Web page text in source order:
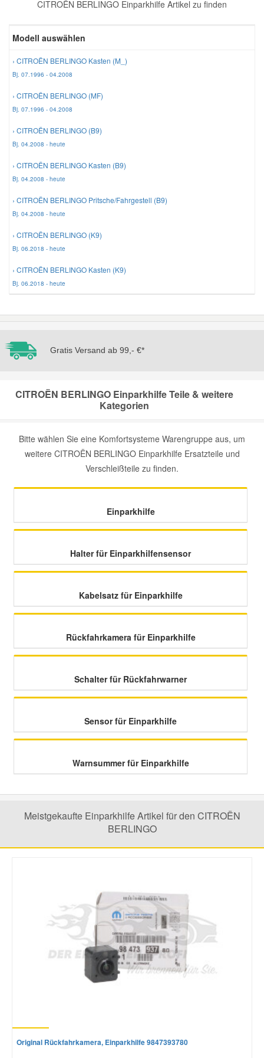
CITROËN BERLINGO Einparkhilfe Artikel zu finden
Modell auswählen
› CITROËN BERLINGO Kasten (M_)
Bj. 07.1996 - 04.2008
› CITROËN BERLINGO (MF)
Bj. 07.1996 - 04.2008
› CITROËN BERLINGO (B9)
Bj. 04.2008 - heute
› CITROËN BERLINGO Kasten (B9)
Bj. 04.2008 - heute
› CITROËN BERLINGO Pritsche/Fahrgestell (B9)
Bj. 04.2008 - heute
› CITROËN BERLINGO (K9)
Bj. 06.2018 - heute
› CITROËN BERLINGO Kasten (K9)
Bj. 06.2018 - heute
Gratis Versand ab 99,- €*
CITROËN BERLINGO Einparkhilfe Teile & weitere
Kategorien
Bitte wählen Sie eine Komfortsysteme Warengruppe aus, um
weitere CITROËN BERLINGO Einparkhilfe Ersatzteile und
Verschleißteile zu finden.
Einparkhilfe
Halter für Einparkhilfensensor
Kabelsatz für Einparkhilfe
Rückfahrkamera für Einparkhilfe
Schalter für Rückfahrwarner
Sensor für Einparkhilfe
Warnsummer für Einparkhilfe
Meistgekaufte Einparkhilfe Artikel für den CITROËN
BERLINGO
Original Rückfahrkamera, Einparkhilfe 9847393780
Zündanlage und Glühanlage
Daihatsu Ersatzteile
Mercedes Ersatzteile
Mini Ersatzteile
Mitsubishi Ersatzteile
Porsche Ersatzteile
Seat Ersatzteile
Skoda Ersatzteile
Smart Ersatzteile
Suzuki Ersatzteile
Vauxhall Ersatzteile
Volvo Ersatzteile